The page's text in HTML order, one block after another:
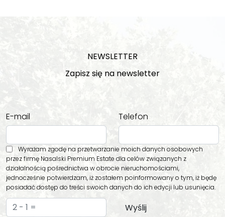
NEWSLETTER
Zapisz się na newsletter
E-mail Telefon
Wyrażam zgodę na przetwarzanie moich danych osobowych
przez firmę Nasalski Premium Estate dla celów związanych z
działalnością pośrednictwa w obrocie nieruchomościami,
jednocześnie potwierdzam, iż zostałem poinformowany o tym, iż będę
posiadać dostęp do treści swoich danych do ich edycji lub usunięcia.